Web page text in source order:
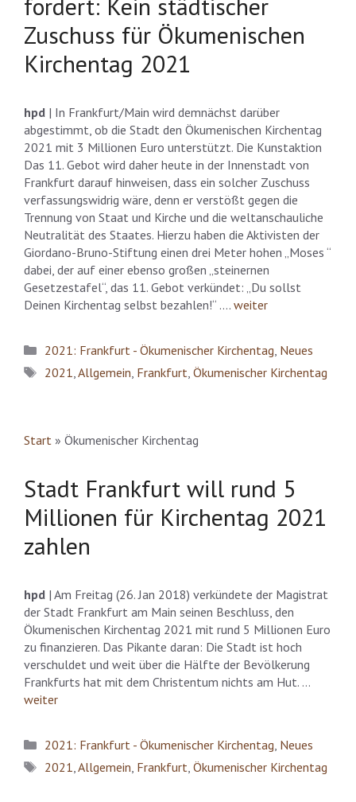
Zuschuss für Ökumenischen
Kirchentag 2021
hpd | In Frankfurt/Main wird demnächst darüber
abgestimmt, ob die Stadt den Ökumenischen Kirchentag
2021 mit 3 Millionen Euro unterstützt. Die Kunstaktion
Das 11. Gebot wird daher heute in der Innenstadt von
Frankfurt darauf hinweisen, dass ein solcher Zuschuss
verfassungswidrig wäre, denn er verstößt gegen die
Trennung von Staat und Kirche und die weltanschauliche
Neutralität des Staates. Hierzu haben die Aktivisten der
Giordano-Bruno-Stiftung einen drei Meter hohen „Moses “
dabei, der auf einer ebenso großen „steinernen
Gesetzestafel“, das 11. Gebot verkündet: „Du sollst
Deinen Kirchentag selbst bezahlen!“ …. weiter
Kategorien
2021: Frankfurt - Ökumenischer Kirchentag, Neues
Schlagwörter
2021,Allgemein, Frankfurt, Ökumenischer Kirchentag
Start » Ökumenischer Kirchentag
Stadt Frankfurt will rund 5
Millionen für Kirchentag 2021
zahlen
hpd | Am Freitag (26. Jan 2018) verkündete der Magistrat
der Stadt Frankfurt am Main seinen Beschluss, den
Ökumenischen Kirchentag 2021 mit rund 5 Millionen Euro
zu finanzieren. Das Pikante daran: Die Stadt ist hoch
verschuldet und weit über die Hälfte der Bevölkerung
Frankfurts hat mit dem Christentum nichts am Hut. …
weiter
Kategorien
2021: Frankfurt - Ökumenischer Kirchentag, Neues
Schlagwörter
2021,Allgemein, Frankfurt, Ökumenischer Kirchentag